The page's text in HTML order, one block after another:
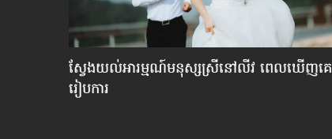
ស្វែង​យល់​អារម្មណ៍​មនុស្ស​ស្រី​នៅ​លីវ ពេល​ឃើញ​គេ​
រៀបការ